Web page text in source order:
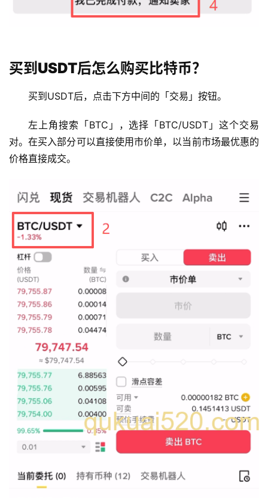
买到USDT后怎么购买比特币？
买到USDT后，点击下方中间的「交易」按钮。
左上角搜索「BTC」，选择「BTC/USDT」这个交易
对。在买入部分可以直接使用市价单，以当前市场最优惠的
价格直接成交。